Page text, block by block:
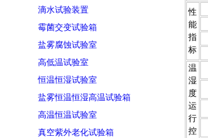
滴水试验装置
霉菌交变试验箱
盐雾腐蚀试验室
高低温试验室
恒温恒湿试验室
盐雾恒温恒湿高温试验箱
高温恒温试验室
真空紫外老化试验箱
性
能
指
标
温
湿
度
运
行
控